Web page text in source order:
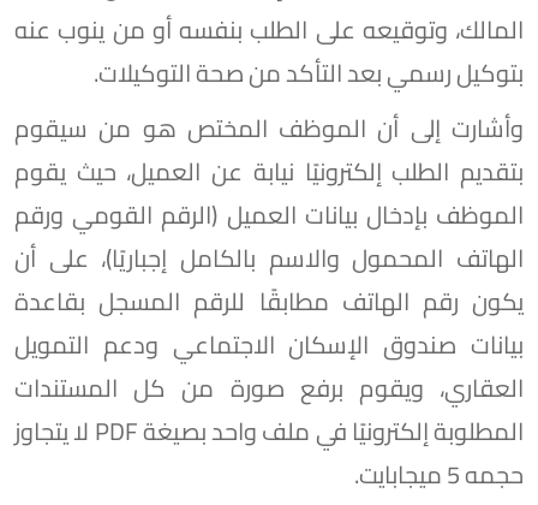
المالك، وتوقيعه على الطلب بنفسه أو من ينوب عنه
بتوكيل رسمي بعد التأكد من صحة التوكيلات.
وأشارت إلى أن الموظف المختص هو من سيقوم
بتقديم الطلب إلكترونيًا نيابة عن العميل، حيث يقوم
الموظف بإدخال بيانات العميل (الرقم القومي ورقم
الهاتف المحمول والاسم بالكامل إجباريًا)، على أن
يكون رقم الهاتف مطابقًا للرقم المسجل بقاعدة
بيانات صندوق الإسكان الاجتماعي ودعم التمويل
العقاري، ويقوم برفع صورة من كل المستندات
المطلوبة إلكترونيًا في ملف واحد بصيغة PDF لا يتجاوز
حجمه 5 ميجابايت.